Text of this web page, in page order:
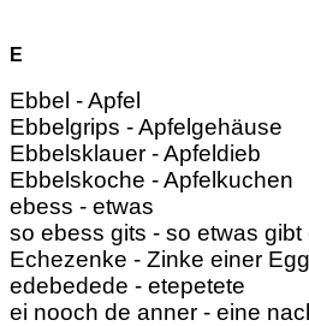
E
Ebbel - Apfel
Ebbelgrips - Apfelgehäuse
Ebbelsklauer - Apfeldieb
Ebbelskoche - Apfelkuchen
ebess - etwas
so ebess gits - so etwas gibt
Echezenke - Zinke einer
edebedede - etepetete
ei nooch de anner - eine